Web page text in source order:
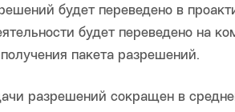
будет переведено в
будет переведено на
пакета разрешений.
разрешений сокращен в